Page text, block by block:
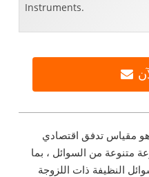
Instruments.
مقياس تدفق اقتصادي
متنوعة من السوائل ، بما
النظيفة ذات اللزوجة